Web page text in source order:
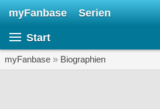
myFanbase Serien
Start
myFanbase » Biographien